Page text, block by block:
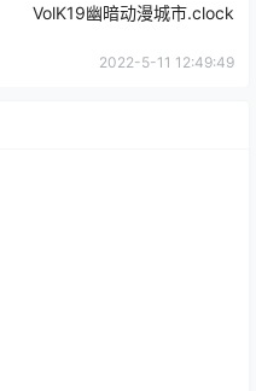
VolK19幽暗动漫城市.clock
2022-5-11 12:49:49